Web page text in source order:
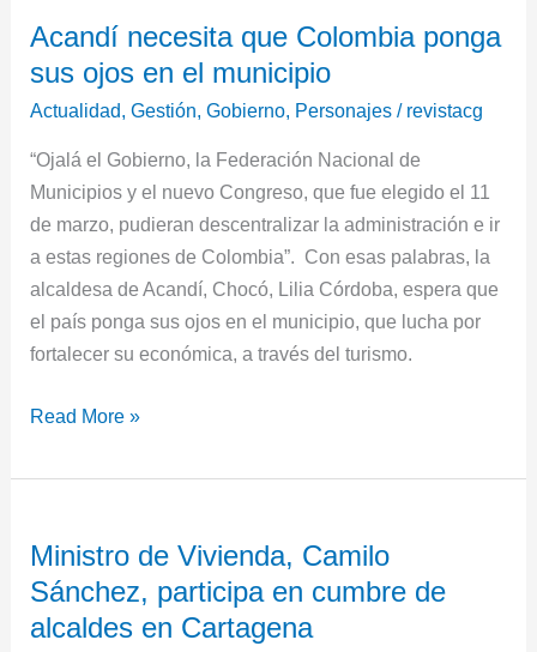
Acandí necesita que Colombia ponga
sus ojos en el municipio
Actualidad,Gestión,Gobierno, Personajes / revistacg
“Ojalá el Gobierno, la Federación Nacional de
Municipios y el nuevo Congreso, que fue elegido el 11
de marzo, pudieran descentralizar la administración e ir
a estas regiones de Colombia”. Con esas palabras, la
alcaldesa de Acandí, Chocó, Lilia Córdoba, espera que
el país ponga sus ojos en el municipio, que lucha por
fortalecer su económica, a través del turismo.
necesita
que
Colombia
sus
ojos
en
el
municipio
Read More »
Ministro de Vivienda, Camilo
Sánchez, participa en cumbre de
alcaldes en Cartagena
de
Vivienda,
Camilo